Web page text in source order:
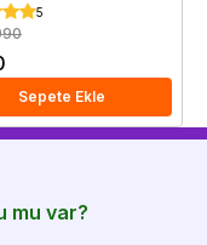
5
Sepete Ekle
mu var?